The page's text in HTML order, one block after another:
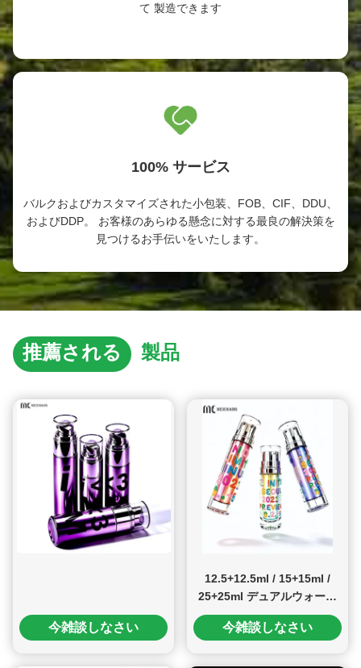
て 製造できます
100% サービス
バルクおよびカスタマイズされた小包装、FOB、CIF、DDU、
およびDDP。 お客様のあらゆる懸念に対する最良の解決策を
見つけるお手伝いをいたします。
推薦される 製品
今雑談しなさい
12.5+12.5ml / 15+15ml /
25+25ml デュアルウォール
デュアルチャンバー ダブル
ポンプ セラムボトル 0.25ml
今雑談しなさい